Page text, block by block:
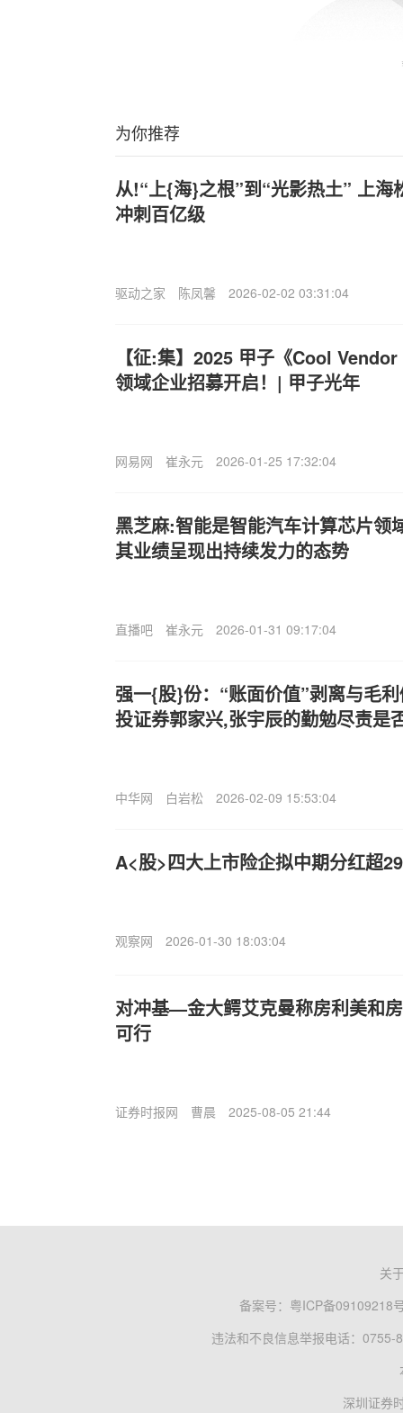
为你推荐
从!“上{海}之根”到“光影热土” 上海
冲刺百亿级
驱动之家 陈凤馨 2026-02-02 03:31:04
【征:集】2025 甲子《Cool
领域企业招募开启！| 甲子光年
网易网 崔永元 2026-01-25 17:32:04
黑芝麻:智能是智能汽车计算芯片领
其业绩呈现出持续发力的态势
直播吧 崔永元 2026-01-31 09:17:04
强一{股}份：“账面价值”剥离与毛
投证券郭家兴,张宇辰的勤勉尽责是
中华网 白岩松 2026-02-09 15:53:04
A<股>四大上市险企拟中期分红超
观察网 2026-01-30 18:03:04
对冲基—金大鳄艾克曼称房利美和
可行
证券时报网 曹晨 2025-08-05 21:44
关
备案号： 粤ICP备09109218
违法和不良信息举报电话：0755-
深圳证券